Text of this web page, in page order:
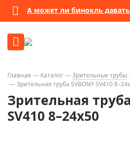
А может ли бинокль
Главная Каталог
Зрительные трубы
Зрительная труба SVBONY SV410
Зрительная
SV410 8–24x50